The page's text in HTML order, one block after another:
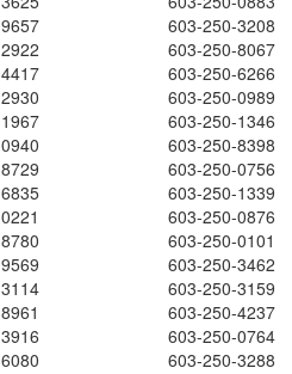
603-250-3208
603-250-8067
603-250-6266
603-250-0989
603-250-1346
603-250-8398
603-250-0756
603-250-1339
603-250-0876
603-250-0101
603-250-3462
603-250-3159
603-250-4237
603-250-0764
603-250-3288